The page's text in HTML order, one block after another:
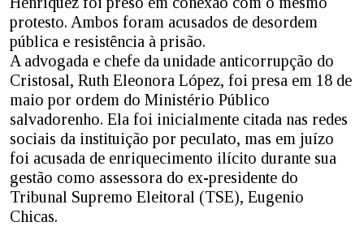
protesto. Ambos foram acusados de desordem
pública e resistência à prisão.
A advogada e chefe da unidade anticorrupção do
Cristosal, Ruth Eleonora López, foi presa em 18 de
maio por ordem do Ministério Público
salvadorenho. Ela foi inicialmente citada nas redes
sociais da instituição por peculato, mas em juízo
foi acusada de enriquecimento ilícito durante sua
gestão como assessora do ex-presidente do
Tribunal Supremo Eleitoral (TSE), Eugenio
Chicas.